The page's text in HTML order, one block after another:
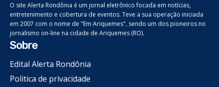
O site Alerta Rondônia é um jornal eletrônico focada em notícias,
entretenimento e cobertura de eventos. Teve a sua operação iniciada
em 2007 com o nome de "Em Ariquemes", sendo um dos pioneiros no
jornalismo on-line na cidade de Ariquemes (RO).
Sobre
Edital Alerta Rondônia
Politica de privacidade